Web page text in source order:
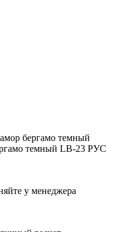
бергамо темный
темный LB-23 РУС
у менеджера